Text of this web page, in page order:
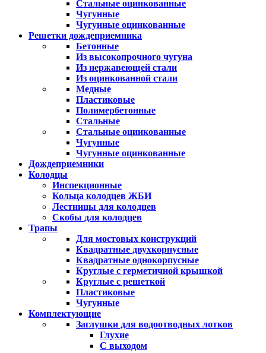
Стальные оцинкованные
Чугунные
Чугунные оцинкованные
Решетки дождеприемника
Бетонные
Из высокопрочного чугуна
Из нержавеющей стали
Из оцинкованной стали
Медные
Пластиковые
Полимербетонные
Стальные
Стальные оцинкованные
Чугунные
Чугунные оцинкованные
Дождеприемники
Колодцы
Инспекционные
Кольца колодцев ЖБИ
Лестницы для колодцев
Скобы для колодцев
Трапы
Для мостовых конструкций
Квадратные двухкорпусные
Квадратные однокорпусные
Круглые с герметичной крышкой
Круглые с решеткой
Пластиковые
Чугунные
Комплектующие
Заглушки для водоотводных лотков
Глухие
С выходом